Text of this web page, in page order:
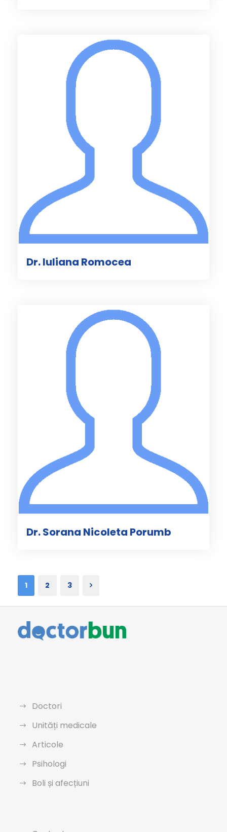
Dr. Iuliana Romocea
Dr. Sorana Nicoleta Porumb
1 2 3
Doctori
Unități medicale
Articole
Psihologi
Boli și afecțiuni